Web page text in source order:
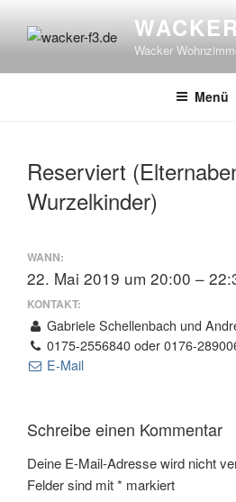
Inhalt
Wacker
Menü
Reserviert
Wurzelkinder)
WANN:
22. Mai 2019 um 20:00 –
KONTAKT:
Gabriele Schellenbach und
0175-2556840 oder 0176-
E-Mail
Schreibe einen Kommentar
Deine E-Mail-Adresse wird nicht
Felder sind mit* markiert